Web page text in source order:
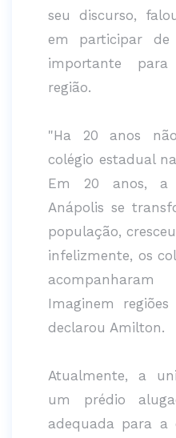
seu discurso,
em participar
importante
região.
"Ha 20 anos
colégio estadual
Em 20 anos, a
Anápolis se
população,
infelizmente, os
Imaginem
declarou Amilton.
Atualmente, a
um prédio
adequada para a